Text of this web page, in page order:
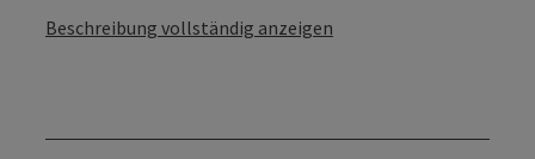
Beschreibung vollständig anzeigen